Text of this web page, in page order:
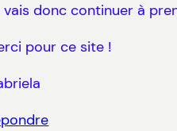
vais donc continuer à
pour ce site !